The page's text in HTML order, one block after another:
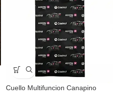
Cuello Multifuncion Canapino